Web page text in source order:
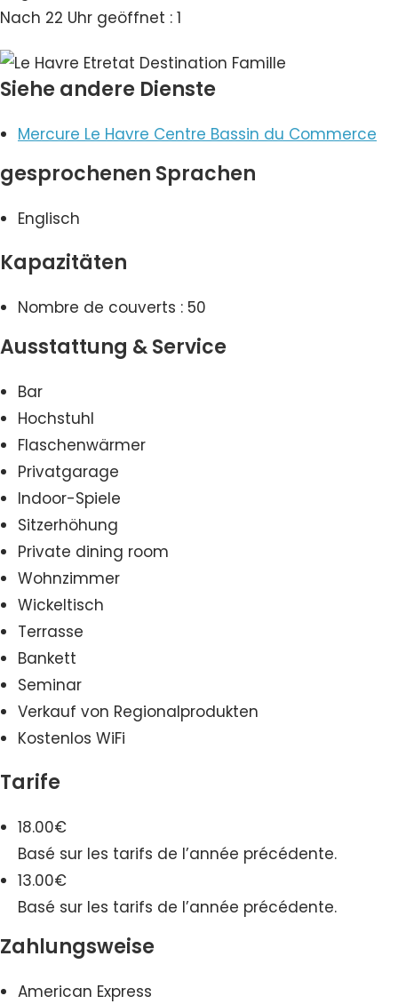
Nach 22 Uhr geöffnet : 1
Siehe andere Dienste
Mercure Le Havre Centre Bassin du Commerce
gesprochenen Sprachen
Englisch
Kapazitäten
Nombre de couverts : 50
Ausstattung & Service
Bar
Hochstuhl
Flaschenwärmer
Privatgarage
Indoor-Spiele
Sitzerhöhung
Private dining room
Wohnzimmer
Wickeltisch
Terrasse
Bankett
Seminar
Verkauf von Regionalprodukten
Kostenlos WiFi
Tarife
18.00€
Basé sur les tarifs de l’année précédente.
13.00€
Basé sur les tarifs de l’année précédente.
Zahlungsweise
American Express